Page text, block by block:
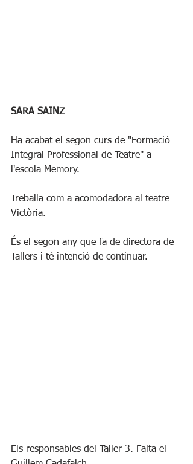
SARA SAINZ
Ha acabat el segon curs de "Formació
Integral Professional de Teatre" a
l'escola Memory.
Treballa com a acomodadora al teatre
Victòria.
És el segon any que fa de directora de
Tallers i té intenció de continuar.
Els responsables del Taller 3. Falta el